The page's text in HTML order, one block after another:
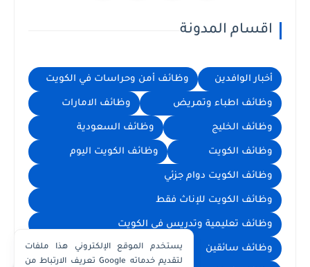
اقسام المدونة
أخبار الوافدين وظائف أمن وحراسات في الكويت
وظائف اطباء وتمريض وظائف الامارات
وظائف الخليج وظائف السعودية
وظائف الكويت وظائف الكويت اليوم
وظائف الكويت دوام جزئي
وظائف الكويت للإناث فقط
وظائف تعليمية وتدريس في الكويت
وظائف سائقين وظائف سكرتارية واستقبال
يستخدم الموقع الإلكتروني هذا ملفات
تعريف الارتباط من Google لتقديم خدماته